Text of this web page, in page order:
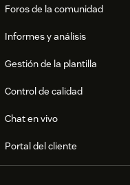
Foros de la comunidad
Informes y análisis
Gestión de la plantilla
Control de calidad
Chat en vivo
Portal del cliente